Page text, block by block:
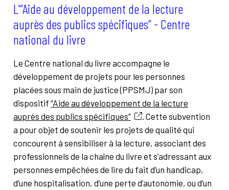
L'“Aide au développement de la lecture
auprès des publics spécifiques” - Centre
national du livre
Le Centre national du livre accompagne le
développement de projets pour les personnes
placées sous main de justice (PPSMJ) par son
dispositif“Aide au développement de la lecture
auprès des publics spécifiques”
. Cette subvention
a pour objet de soutenir les projets de qualité qui
concourent à sensibiliser à la lecture, associant des
professionnels de la chaîne du livre et s’adressant aux
personnes empêchées de lire du fait d’un handicap,
d’une hospitalisation, d’une perte d’autonomie, ou d’un